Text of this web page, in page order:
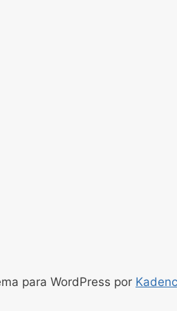
para WordPress por